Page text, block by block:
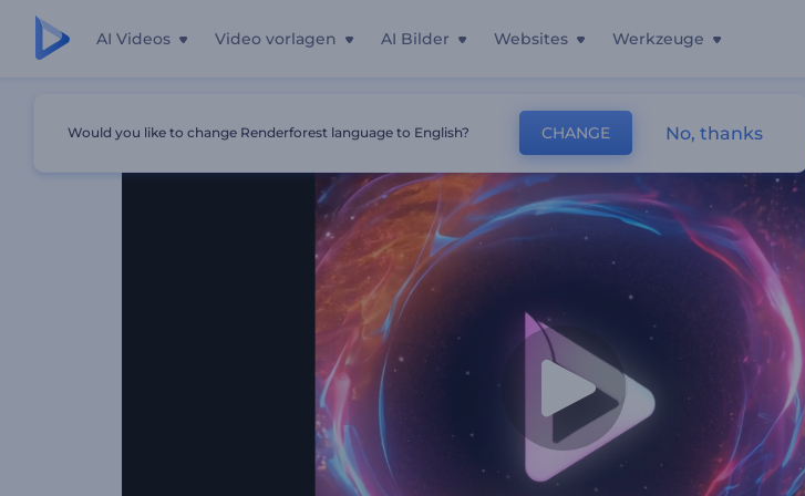
AI Videos Video vorlagen AI Bilder Websites Werkzeuge
Would you like to change Renderforest language to English? CHANGE No, thanks